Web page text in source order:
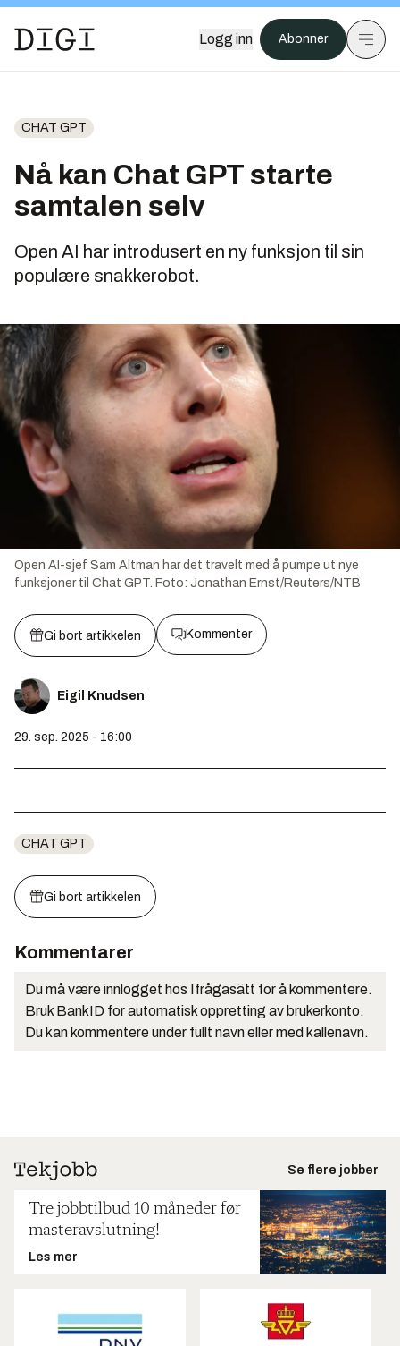
Logg inn Abonner
CHAT GPT
Nå kan Chat GPT starte
samtalen selv
Open AI har introdusert en ny funksjon til sin
populære snakkerobot.
Open AI-sjef Sam Altman har det travelt med å pumpe ut nye
funksjoner til Chat GPT. Foto: Jonathan Ernst/Reuters/NTB
Gi bort artikkelen Kommenter
Eigil Knudsen
29. sep. 2025 - 16:00
CHAT GPT
Gi bort artikkelen
Kommentarer
Du må være innlogget hos Ifrågasätt for å kommentere.
Bruk BankID for automatisk oppretting av brukerkonto.
Du kan kommentere under fullt navn eller med kallenavn.
Se flere jobber
Tre jobbtilbud 10 måneder før
masteravslutning!
Les mer